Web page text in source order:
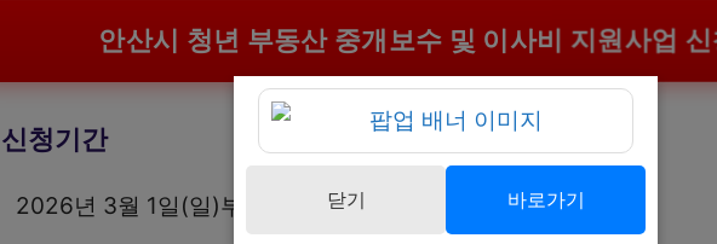
안산시 청년 부동산 중개보수 및 이사비 지원사업 신
신청기간
2026년 3월 1일(일)부터 2026년 3월 31일(화) 18:00까지
닫기 바로가기